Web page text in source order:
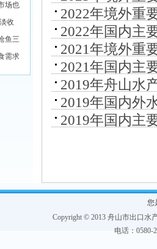
场也
收
鱼三
需求
2022年境外重
2022年国内主
2021年境外重
2021年国内主
2019年舟山水
2019年国内外
2019年国内主
您
Copyright © 2013 舟山市出口水
电话：0580-